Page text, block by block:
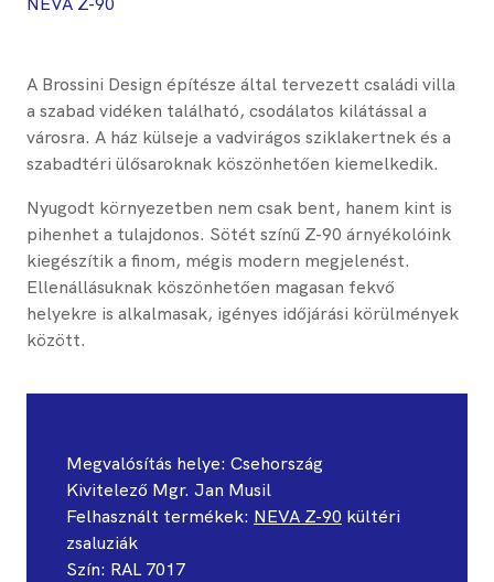
A Brossini Design építésze által tervezett családi villa
a szabad vidéken található, csodálatos kilátással a
városra. A ház külseje a vadvirágos sziklakertnek és a
szabadtéri ülősaroknak köszönhetően kiemelkedik.
Nyugodt környezetben nem csak bent, hanem kint is
pihenhet a tulajdonos. Sötét színű Z-90 árnyékolóink ​
kiegészítik a finom, mégis modern megjelenést.
Ellenállásuknak köszönhetően magasan fekvő
helyekre is alkalmasak, igényes időjárási körülmények
között.
Megvalósítás helye: ​Csehország
Kivitelező ​Mgr. Jan Musil
Felhasznált termékek: NEVA Z-90 kültéri
zsaluziák
Szín: ​RAL 7017